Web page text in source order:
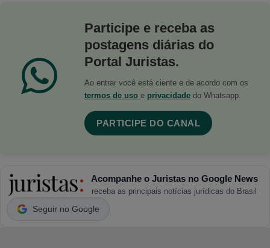
Participe e receba as
postagens diárias do
Portal Juristas.
Ao entrar você está ciente e de acordo com os
termos de uso e privacidade do Whatsapp.
PARTICIPE DO CANAL
Acompanhe o Juristas no Google News
receba as principais notícias jurídicas do Brasil
Seguir no Google